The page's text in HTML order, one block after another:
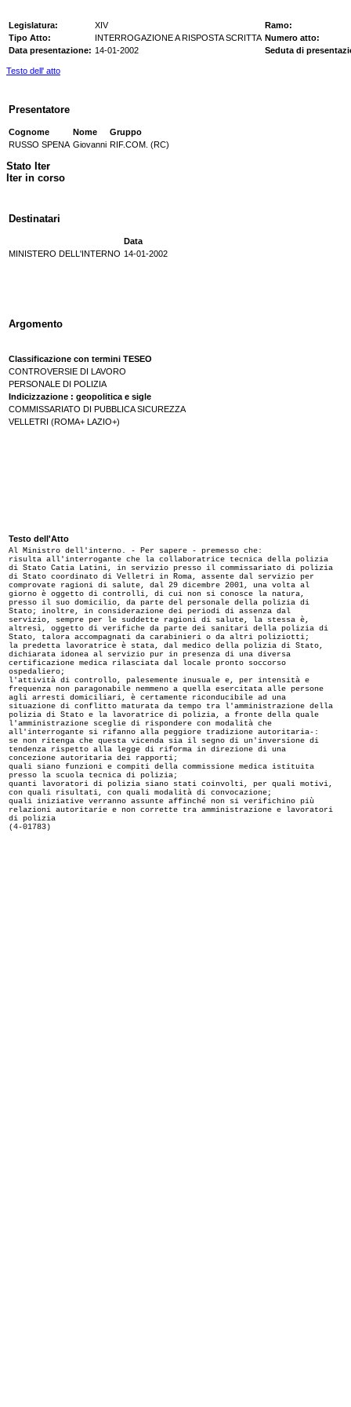
Legislatura: XIV
Ramo:
Tipo Atto:
INTERROGAZIONE A RISPOSTA SCRITTA Numero atto:
Data presentazione: 14-01-2002 Seduta di
Testo dell' atto
Presentatore
Cognome Nome
Gruppo
RUSSO SPENA Giovanni RIF.COM. (RC)
Stato Iter
Iter in corso
Destinatari
Data
MINISTERO DELL'INTERNO 14-01-2002
Argomento
Classificazione con termini TESEO
CONTROVERSIE DI LAVORO
PERSONALE DI POLIZIA
Indicizzazione : geopolitica e sigle
COMMISSARIATO DI PUBBLICA SICUREZZA
VELLETRI (ROMA+ LAZIO+)
Testo dell'Atto
Al Ministro dell'interno. - Per sapere - premesso che:
risulta all'interrogante che la collaboratrice tecnica della polizia
di Stato Catia Latini, in servizio presso il commissariato di polizia
di Stato coordinato di Velletri in Roma, assente dal servizio per
comprovate ragioni di salute, dal 29 dicembre 2001, una volta al
giorno è oggetto di controlli, di cui non si conosce la natura,
presso il suo domicilio, da parte del personale della polizia di
Stato; inoltre, in considerazione dei periodi di assenza dal
servizio, sempre per le suddette ragioni di salute, la stessa è,
altresì, oggetto di verifiche da parte dei sanitari della polizia di
Stato, talora accompagnati da carabinieri o da altri poliziotti;
la predetta lavoratrice è stata, dal medico della polizia di Stato,
dichiarata idonea al servizio pur in presenza di una diversa
certificazione medica rilasciata dal locale pronto soccorso
ospedaliero;
l'attività di controllo, palesemente inusuale e, per intensità e
frequenza non paragonabile nemmeno a quella esercitata alle persone
agli arresti domiciliari, è certamente riconducibile ad una
situazione di conflitto maturata da tempo tra l'amministrazione della
polizia di Stato e la lavoratrice di polizia, a fronte della quale
l'amministrazione sceglie di rispondere con modalità che
all'interrogante si rifanno alla peggiore tradizione autoritaria-:
se non ritenga che questa vicenda sia il segno di un'inversione di
tendenza rispetto alla legge di riforma in direzione di una
concezione autoritaria dei rapporti;
quali siano funzioni e compiti della commissione medica istituita
presso la scuola tecnica di polizia;
quanti lavoratori di polizia siano stati coinvolti, per quali motivi,
con quali risultati, con quali modalità di convocazione;
quali iniziative verranno assunte affinché non si verifichino più
relazioni autoritarie e non corrette tra amministrazione e lavoratori
di polizia
(4-01783)